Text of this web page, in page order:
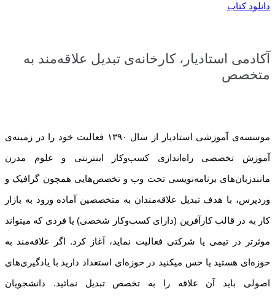
دانلود کتاب
آکادمی استادیار، کارخانه‌ی تبدیل علاقه‌مند به
متخصص
موسسه‌ی آموزشی استادیار از سال ۱۳۹۰ فعالیت خود را در زمینه‌ی
آموزش تخصصی راه‌اندازی کسب‌و‌کار اینترنتی و علوم مدرن
مانندزبان‌های برنامه‌نویسی تحت وب و تخصص‌هایی همچون گرافیک و
وردپرس، با هدف تبدیل علاقه‌مندان به متخصصین آماده ورود به بازار
کار به در قالب کارآفرین (دارای کسب‌وکار شخصی) یا فردی که میتواند
موثرتر در تیمی یا شرکتی فعالیت نماید، آغاز کرد. اگر علاقه‌مند به
حوزه‌ای هستید یا حس میکنید در حوزه‌ای استعداد دارید با یادگیری‌های
اصولی باید آن علاقه را به تخصص تبدیل نمائید. دانشجویان